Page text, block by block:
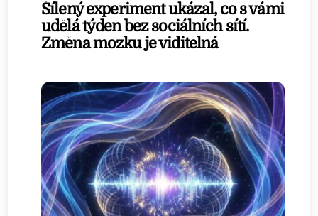
Šílený experiment ukázal, co s vámi
udělá týden bez sociálních sítí.
Změna mozku je viditelná